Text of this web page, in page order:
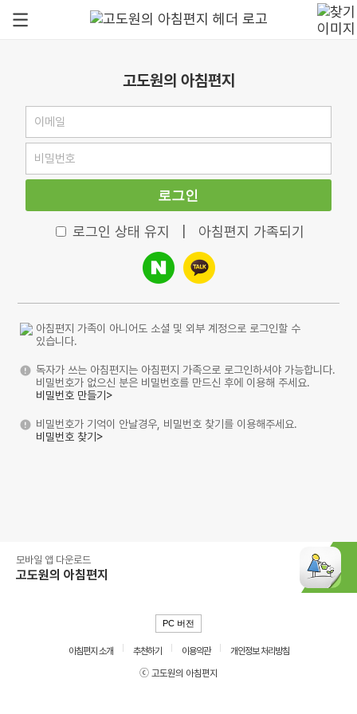
고도원의 아침편지
로그인
로그인 상태 유지 아침편지 가족되기
아침편지 가족이 아니어도 소셜 및 외부 계정으로 로그인할 수
있습니다.
독자가 쓰는 아침편지는 아침편지 가족으로 로그인하셔야 가능합니다.
비밀번호가 없으신 분은 비밀번호를 만드신 후에 이용해 주세요.
비밀번호 만들기>
비밀번호가 기억이 안날경우, 비밀번호 찾기를 이용해주세요.
비밀번호 찾기>
모바일 앱 다운로드
고도원의 아침편지
PC 버전
아침편지 소개 추천하기 이용약관
개인정보 처리방침
ⓒ 고도원의 아침편지